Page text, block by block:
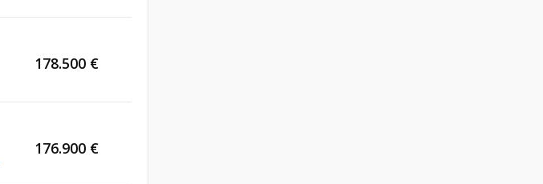
178.500 €
176.900 €